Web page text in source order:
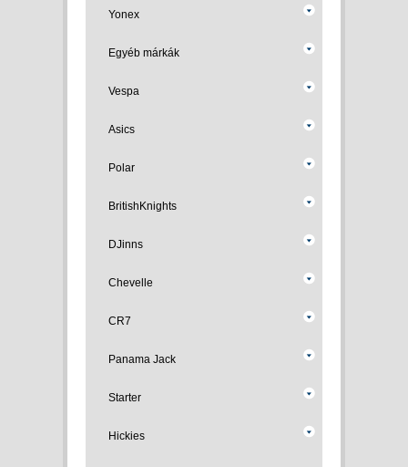
Yonex
Egyéb márkák
Vespa
Asics
Polar
BritishKnights
DJinns
Chevelle
CR7
Panama Jack
Starter
Hickies